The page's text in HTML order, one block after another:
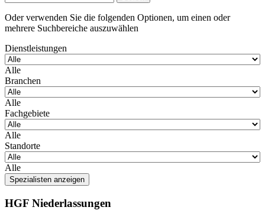
Oder verwenden Sie die folgenden Optionen, um einen oder
mehrere Suchbereiche auszuwählen
Dienstleistungen
Alle
Branchen
Alle
Fachgebiete
Alle
Standorte
Alle
Spezialisten anzeigen
HGF Niederlassungen